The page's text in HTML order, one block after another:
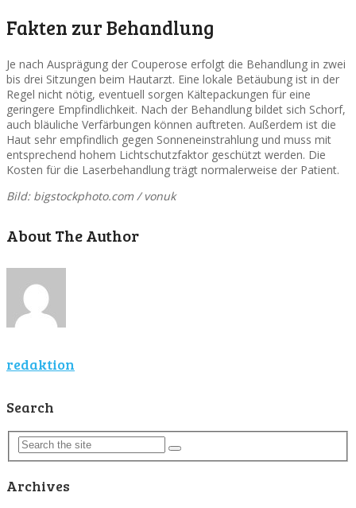
Fakten zur Behandlung
Je nach Ausprägung der Couperose erfolgt die Behandlung in zwei
bis drei Sitzungen beim Hautarzt. Eine lokale Betäubung ist in der
Regel nicht nötig, eventuell sorgen Kältepackungen für eine
geringere Empfindlichkeit. Nach der Behandlung bildet sich Schorf,
auch bläuliche Verfärbungen können auftreten. Außerdem ist die
Haut sehr empfindlich gegen Sonneneinstrahlung und muss mit
entsprechend hohem Lichtschutzfaktor geschützt werden. Die
Kosten für die Laserbehandlung trägt normalerweise der Patient.
Bild: bigstockphoto.com / vonuk
About The Author
redaktion
Search
Archives